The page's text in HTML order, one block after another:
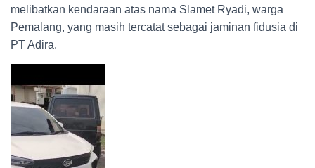
melibatkan kendaraan atas nama Slamet Ryadi, warga
Pemalang, yang masih tercatat sebagai jaminan fidusia di
PT Adira.